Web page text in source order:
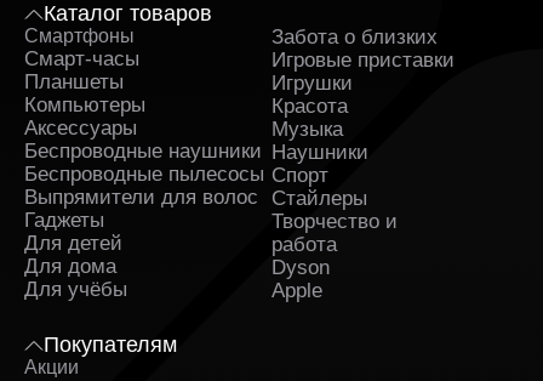
Каталог товаров
Смартфоны
Смарт-часы
Планшеты
Компьютеры
Аксессуары
Беспроводные наушники
Беспроводные пылесосы
Выпрямители для волос
Гаджеты
Для детей
Для дома
Для учёбы
Забота о близких
Игровые приставки
Игрушки
Красота
Музыка
Наушники
Спорт
Стайлеры
Творчество и
работа
Dyson
Apple
Покупателям
Акции